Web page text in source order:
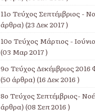
11o Τεύχος Σεπτέμβριος -
άρθρα) (23 Δεκ 2017 )
10ο Τεύχος Μάρτιος -
(03 Μαρ 2017 )
9o Τεύχος Δεκέμβριος 2016
(50 άρθρα) (16 Δεκ 2016 )
8ο Τεύχος Σεπτέμβριος-
άρθρα) (08 Σεπ 2016 )